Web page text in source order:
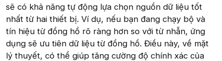
sẽ có khả năng tự động lựa chọn nguồn dữ liệu tốt
nhất từ hai thiết bị. Ví dụ, nếu bạn đang chạy bộ và
tín hiệu từ đồng hồ rõ ràng hơn so với từ nhẫn, ứng
dụng sẽ ưu tiên dữ liệu từ đồng hồ. Điều này, về mặt
lý thuyết, có thể giúp tăng cường độ chính xác của